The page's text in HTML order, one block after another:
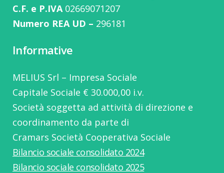
C.F. e P.IVA02669071207
Numero REA UD – 296181
Informative
MELIUS Srl – Impresa Sociale
Capitale Sociale € 30.000,00 i.v.
Società soggetta ad attività di direzione e
coordinamento da parte di
Cramars Società Cooperativa Sociale
Bilancio sociale consolidato 2024
Bilancio sociale consolidato 2025